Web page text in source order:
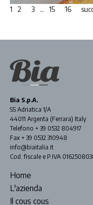
1 2 3 … 15 16
Bia S.p.A.
SS Adriatica 1/A
44011 Argenta (Ferrara) Italy
Telefono + 39 0532 804917
Fax + 39 0532 310948
info@biaitalia.it
Cod. fiscale e P.IVA
Home
L'azienda
Il cous cous